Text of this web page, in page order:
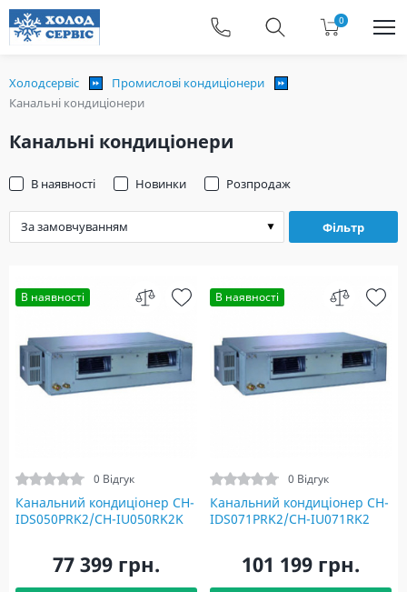
0
Холодсервіс
Промислові кондиціонери
Канальні кондиціонери
Канальні кондиціонери
Фільтр
В наявності Новинки Розпродаж
В наявності
0 Відгук
Канальний кондиціонер CH-
IDS050PRK2/CH-IU050RK2K
77 399 грн.
В наявності
0 Відгук
Канальний кондиціонер CH-
IDS071PRK2/CH-IU071RK2
101 199 грн.